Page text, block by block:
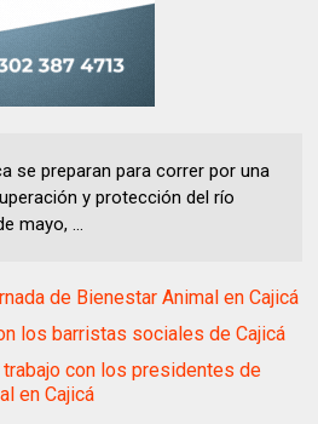
se preparan para correr por una
y protección del río
mayo, ...
de Bienestar Animal en Cajicá
los barristas sociales de Cajicá
trabajo con los presidentes de
en Cajicá